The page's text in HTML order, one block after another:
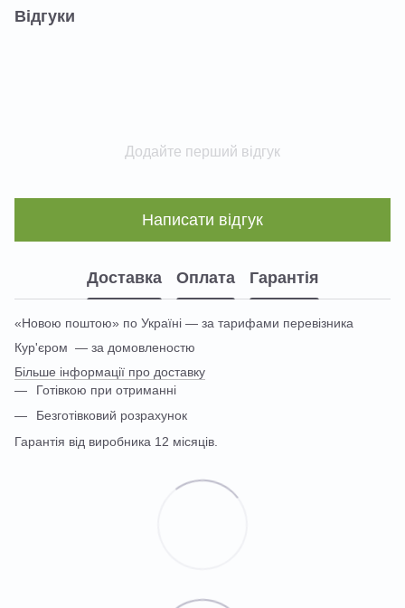
Відгуки
Додайте перший відгук
Написати відгук
Доставка Оплата Гарантія
«Новою поштою» по Україні — за тарифами перевізника
Кур'єром — за домовленостю
Більше інформації про доставку
Готівкою при отриманні
Безготівковий розрахунок
Гарантія від виробника 12 місяців.